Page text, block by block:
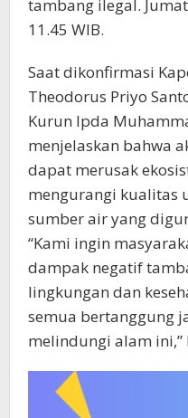
tambang ilegal.
11.45 WIB.
Saat dikonfirmasi
Theodorus Priyo
Kurun Ipda
menjelaskan bahwa
dapat merusak
mengurangi kualitas
sumber air yang
“Kami ingin
dampak negatif
lingkungan dan
semua bertanggung
melindungi alam ini,”